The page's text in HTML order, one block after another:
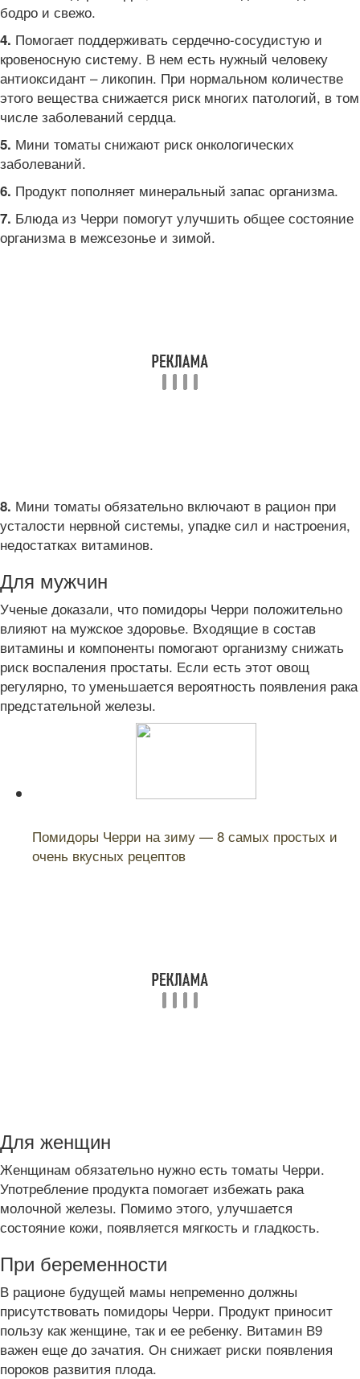
бодро и свежо.
4. Помогает поддерживать сердечно-сосудистую и
кровеносную систему. В нем есть нужный человеку
антиоксидант – ликопин. При нормальном количестве
этого вещества снижается риск многих патологий, в том
числе заболеваний сердца.
5. Мини томаты снижают риск онкологических
заболеваний.
6. Продукт пополняет минеральный запас организма.
7. Блюда из Черри помогут улучшить общее состояние
организма в межсезонье и зимой.
8. Мини томаты обязательно включают в рацион при
усталости нервной системы, упадке сил и настроения,
недостатках витаминов.
Для мужчин
Ученые доказали, что помидоры Черри положительно
влияют на мужское здоровье. Входящие в состав
витамины и компоненты помогают организму снижать
риск воспаления простаты. Если есть этот овощ
регулярно, то уменьшается вероятность появления рака
предстательной железы.
Помидоры Черри на зиму — 8 самых простых и
очень вкусных рецептов
Для женщин
Женщинам обязательно нужно есть томаты Черри.
Употребление продукта помогает избежать рака
молочной железы. Помимо этого, улучшается
состояние кожи, появляется мягкость и гладкость.
При беременности
В рационе будущей мамы непременно должны
присутствовать помидоры Черри. Продукт приносит
пользу как женщине, так и ее ребенку. Витамин В9
важен еще до зачатия. Он снижает риски появления
пороков развития плода.